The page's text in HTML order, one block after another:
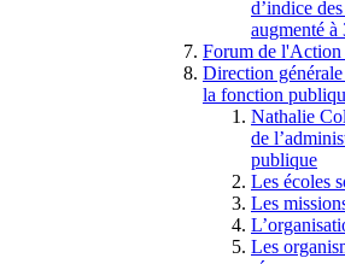
d’indice
augmenté à
Forum de
Direction
la fonction
Nathalie
de
publique
Les écoles
Les
Les